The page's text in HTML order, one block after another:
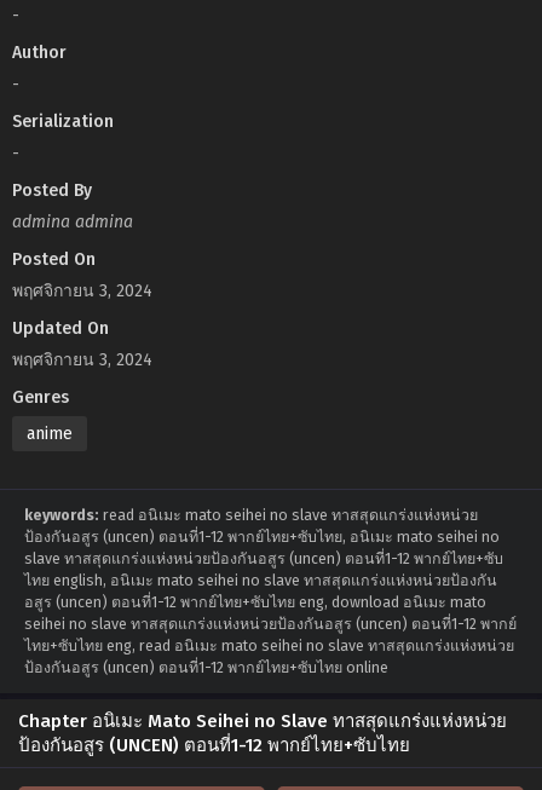
-
Author
-
Serialization
-
Posted By
admina admina
Posted On
พฤศจิกายน 3, 2024
Updated On
พฤศจิกายน 3, 2024
Genres
anime
keywords: read อนิเมะ mato seihei no slave ทาสสุดแกร่งแห่งหน่วย
ป้องกันอสูร (uncen) ตอนที่1-12 พากย์ไทย+ซับไทย, อนิเมะ mato seihei no
slave ทาสสุดแกร่งแห่งหน่วยป้องกันอสูร (uncen) ตอนที่1-12 พากย์ไทย+ซับ
ไทย english, อนิเมะ mato seihei no slave ทาสสุดแกร่งแห่งหน่วยป้องกัน
อสูร (uncen) ตอนที่1-12 พากย์ไทย+ซับไทย eng, download อนิเมะ mato
seihei no slave ทาสสุดแกร่งแห่งหน่วยป้องกันอสูร (uncen) ตอนที่1-12 พากย์
ไทย+ซับไทย eng, read อนิเมะ mato seihei no slave ทาสสุดแกร่งแห่งหน่วย
ป้องกันอสูร (uncen) ตอนที่1-12 พากย์ไทย+ซับไทย online
Chapter อนิเมะ Mato Seihei no Slave ทาสสุดแกร่งแห่งหน่วย
ป้องกันอสูร (UNCEN) ตอนที่1-12 พากย์ไทย+ซับไทย